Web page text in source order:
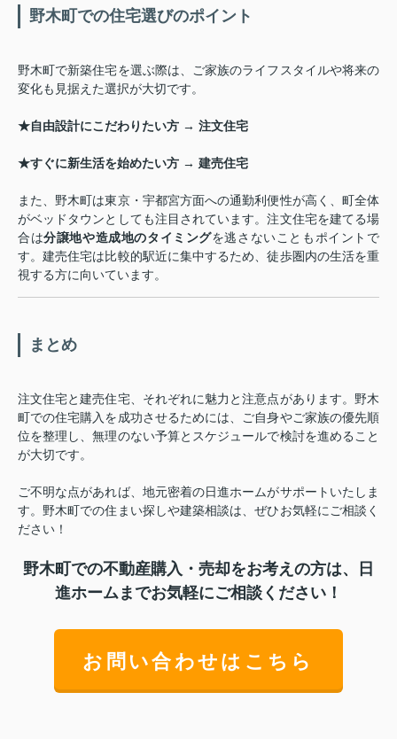
野木町での住宅選びのポイント
野木町で新築住宅を選ぶ際は、ご家族のライフスタイルや将来の
変化も見据えた選択が大切です。
★自由設計にこだわりたい方 → 注文住宅
★すぐに新生活を始めたい方 → 建売住宅
また、野木町は東京・宇都宮方面への通勤利便性が高く、町全体
がベッドタウンとしても注目されています。注文住宅を建てる場
合は分譲地や造成地のタイミングを逃さないこともポイントで
す。建売住宅は比較的駅近に集中するため、徒歩圏内の生活を重
視する方に向いています。
まとめ
注文住宅と建売住宅、それぞれに魅力と注意点があります。野木
町での住宅購入を成功させるためには、ご自身やご家族の優先順
位を整理し、無理のない予算とスケジュールで検討を進めること
が大切です。
ご不明な点があれば、地元密着の日進ホームがサポートいたしま
す。野木町での住まい探しや建築相談は、ぜひお気軽にご相談く
ださい！
野木町での不動産購入・売却をお考えの方は、日
進ホームまでお気軽にご相談ください！
お問い合わせはこちら